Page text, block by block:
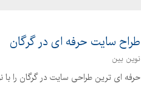
طراح سایت حرفه ای در گرگان
نوین بین
حرفه ای ترین طراحی سایت در گرگان را